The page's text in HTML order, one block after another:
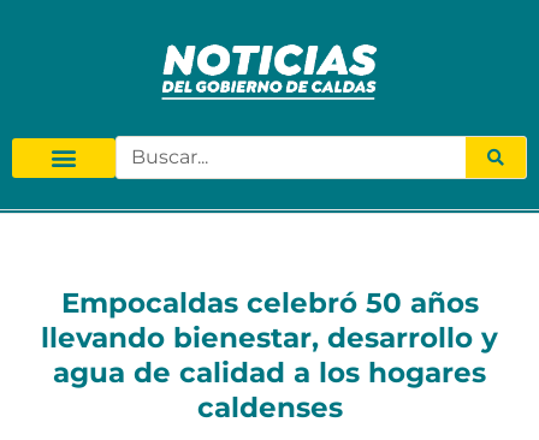
Empocaldas celebró 50 años
llevando bienestar, desarrollo y
agua de calidad a los hogares
caldenses